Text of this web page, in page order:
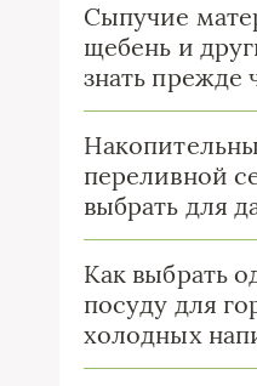
Сыпучие
щебень и
знать прежде
переливной
выбрать для
Как выбрать
посуду для
холодных